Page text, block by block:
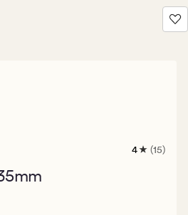
15
4 (15)